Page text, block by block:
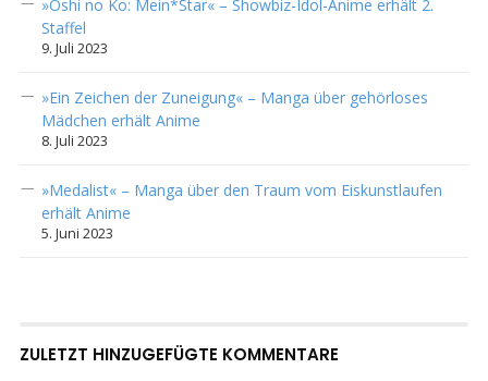
»Oshi no Ko: Mein*Star« – Showbiz-Idol-Anime erhält 2.
Staffel
9. Juli 2023
»Ein Zeichen der Zuneigung« – Manga über gehörloses
Mädchen erhält Anime
8. Juli 2023
»Medalist« – Manga über den Traum vom Eiskunstlaufen
erhält Anime
5. Juni 2023
ZULETZT HINZUGEFÜGTE KOMMENTARE